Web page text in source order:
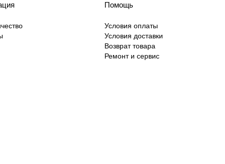
Помощь
Условия оплаты
Условия доставки
Возврат товара
Ремонт и сервис